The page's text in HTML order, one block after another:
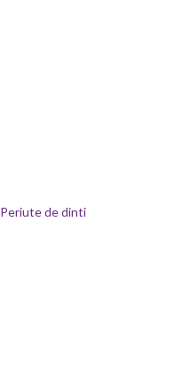
Periute de dinti